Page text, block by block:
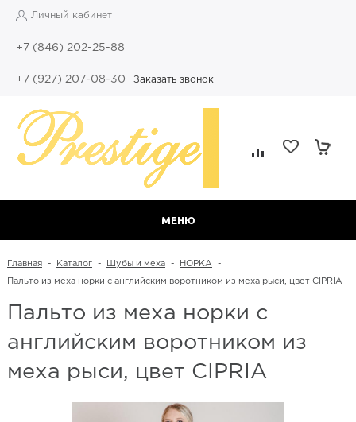
Личный кабинет
+7 (846) 202-25-88
+7 (927) 207-08-30 Заказать звонок
МЕНЮ
Главная - Каталог - Шубы и меха - НОРКА -
Пальто из меха норки с английским воротником из меха рыси, цвет CIPRIA
Пальто из меха норки с
английским воротником из
меха рыси, цвет CIPRIA